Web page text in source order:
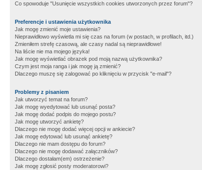
Co spowoduje "Usunięcie wszystkich cookies utworzonych przez forum"?
Preferencje i ustawienia użytkownika
Jak mogę zmienić moje ustawienia?
Nieprawidłowo wyświetla mi się czas na forum (w postach, w profilach, itd.)
Zmieniłem strefę czasową, ale czasy nadal są nieprawidłowe!
Na liście nie ma mojego języka!
Jak mogę wyświetlać obrazek pod moją nazwą użytkownika?
Czym jest moja ranga i jak mogę ją zmienić?
Dlaczego muszę się zalogować po kliknięciu w przycisk "e-mail"?
Problemy z pisaniem
Jak utworzyć temat na forum?
Jak mogę wyedytować lub usunąć posta?
Jak mogę dodać podpis do mojego postu?
Jak mogę utworzyć ankietę?
Dlaczego nie mogę dodać więcej opcji w ankiecie?
Jak mogę edytować lub usunąć ankietę?
Dlaczego nie mam dostępu do forum?
Dlaczego nie mogę dodawać załączników?
Dlaczego dostałam(em) ostrzeżenie?
Jak mogę zgłosić posty moderatorowi?